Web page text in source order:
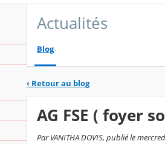
Actualités
Blog
‹ Retour au blog
AG FSE ( foyer
Par VANITHA DOVIS, publié le